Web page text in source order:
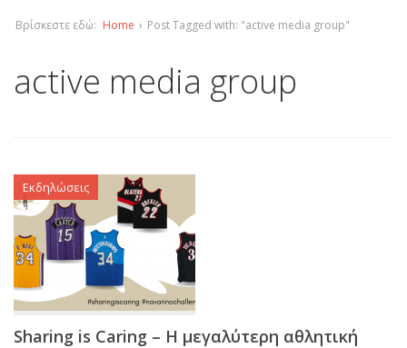
Βρίσκεστε εδώ: Home › Post Tagged with: "active media group"
active media group
Εκδηλώσεις
Sharing is Caring – Η μεγαλύτερη αθλητική